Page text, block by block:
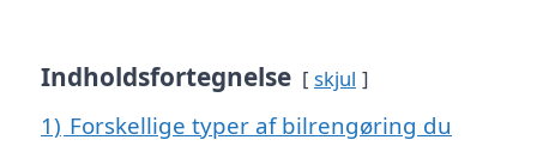
Indholdsfortegnelse skjul
1) Forskellige typer af bilrengøring du